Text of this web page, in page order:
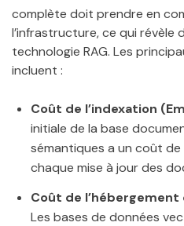
complète doit prendre en
l’infrastructure, ce qui révèle
technologie RAG. Les
incluent :
Coût de l’indexation
initiale de la base
sémantiques a un coût
chaque mise à jour des
Coût de
Les bases de données